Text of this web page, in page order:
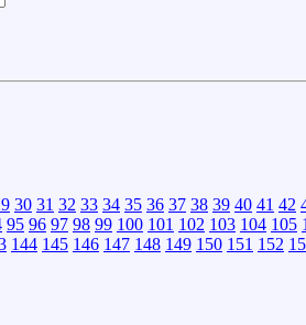
30 31 32 33 34 35 36 37 38 39 40 41 42
95 96 97 98 99 100 101 102 103 104 105
144 145 146 147 148 149 150 151 152